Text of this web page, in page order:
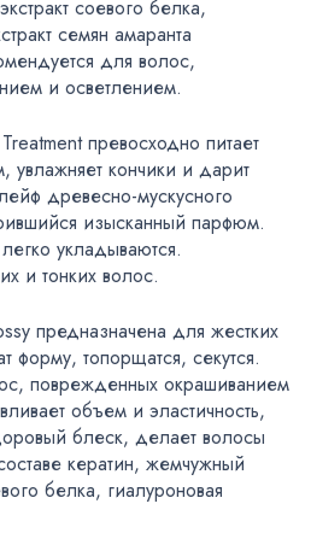
экстракт соевого белка,
семян амаранта
для волос,
и осветлением.
превосходно питает
, увлажняет кончики и дарит
древесно-мускусного
изысканный парфюм.
укладываются.
и тонких волос.
предназначена для жестких
форму, топорщатся, секутся.
, поврежденных окрашиванием
объем и эластичность,
блеск, делает волосы
кератин, жемчужный
белка, гиалуроновая